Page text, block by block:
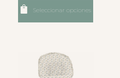
Seleccionar opciones